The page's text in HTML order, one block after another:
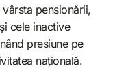
pensionării,
cele inactive
presiune pe
națională.